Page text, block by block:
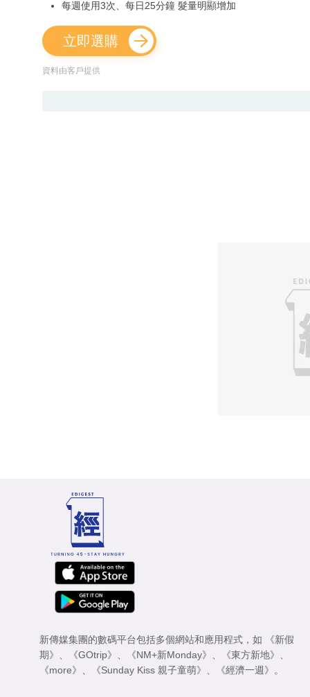
每週使用3次、每日25分鐘 髮量明顯增加
立即選購
資料由客戶提供
新傳媒集團的數碼平台包括多個網站和應用程式，如
《新假
期》 、 《GOtrip》 、 《NM+新Monday》 、 《東方新地》 、
《more》 、 《Sunday Kiss 親子童萌》 、 《經濟一週》 。